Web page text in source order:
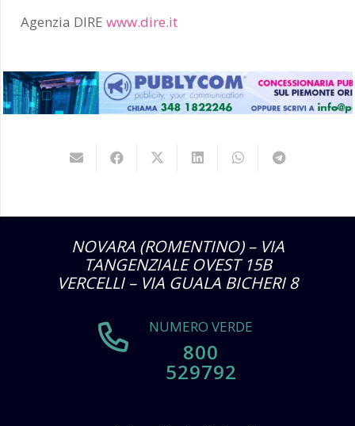
Agenzia DIRE www.dire.it
NOVARA (ROMENTINO) – VIA
TANGENZIALE OVEST 15B
VERCELLI – VIA GUALA BICHERI 8
NUMERO VERDE
800
529792